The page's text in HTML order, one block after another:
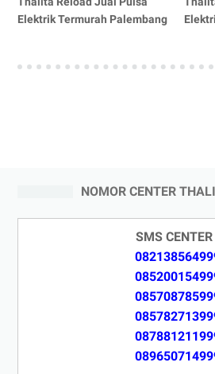
Elektrik Termurah Palembang
NOMOR CENTER
SMS CENTER